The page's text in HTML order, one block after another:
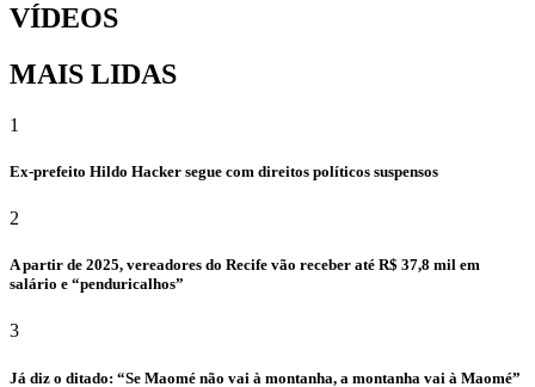
VÍDEOS
MAIS LIDAS
1
Ex-prefeito Hildo Hacker segue com direitos políticos suspensos
2
A partir de 2025, vereadores do Recife vão receber até R$ 37,8 mil em
salário e “penduricalhos”
3
Já diz o ditado: “Se Maomé não vai à montanha, a montanha vai à Maomé”